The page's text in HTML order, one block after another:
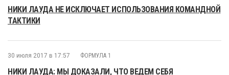
НИКИ ЛАУДА НЕ ИСКЛЮЧАЕТ ИСПОЛЬЗОВАНИЯ КОМАНДНОЙ
ТАКТИКИ
30 июля 2017 в 17:57 ФОРМУЛА 1
НИКИ ЛАУДА: МЫ ДОКАЗАЛИ, ЧТО ВЕДЕМ СЕБЯ